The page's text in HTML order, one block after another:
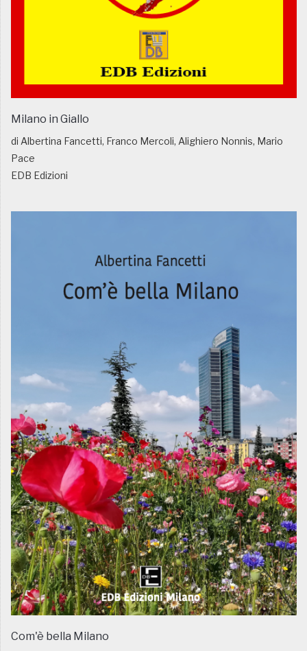
Milano in Giallo
di Albertina Fancetti, Franco Mercoli, Alighiero Nonnis, Mario
Pace
EDB Edizioni
Com'è bella Milano